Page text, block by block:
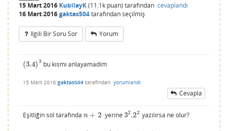
15 Mart 2016 KubilayK(11.1k puan) tarafından cevaplandı
16 Mart 2016gaktas504tarafındanseçilmiş
Ilgili Bir Soru Sor Yorum
(3.4)3
(3.4)3 bu kısmı anlayamadim
15 Mart 2016 gaktas504 tarafından yorumlandı
Cevapla
Eşitliğin sol tarafında n + 2
n+2 yerine 32.22
32.22 yazılırsa ne olur?